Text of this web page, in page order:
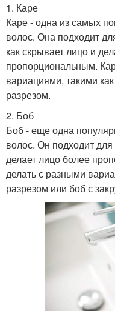
1. Каре
Каре - одна из самых
волос. Она подходит
как скрывает лицо и
пропорциональным.
вариациями, такими
разрезом.
2. Боб
Боб - еще одна
волос. Он подходит
делает лицо более
делать с разными
разрезом или боб с